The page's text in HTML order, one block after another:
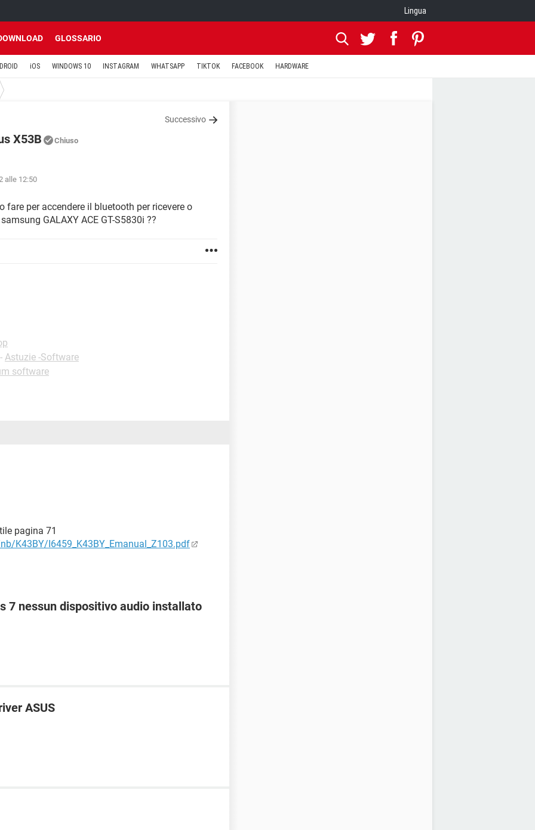
Lingua
GLOSSARIO
iOS WINDOWS 10 INSTAGRAM WHATSAPP TIKTOK FACEBOOK HARDWARE
Successivo
X53B Chiuso
alle 12:50
fare per accendere il bluetooth per ricevere o
GALAXY ACE GT-S5830i ??
- Astuzie -Software
software
pagina 71
K43BY/I6459_K43BY_Emanual_Z103.pdf
7 nessun dispositivo audio installato
ASUS